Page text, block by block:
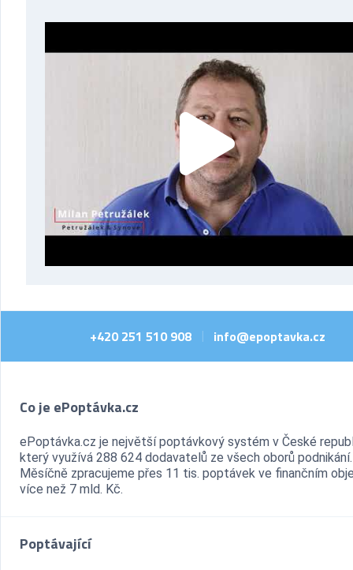
+420 251 510 908 info@epoptavka.cz
Co je ePoptávka.cz
ePoptávka.cz je největší poptávkový systém v České
který využívá 288 624 dodavatelů ze všech oborů podnikání.
Měsíčně zpracujeme přes 11 tis. poptávek ve finančním
více než 7 mld. Kč.
Poptávající